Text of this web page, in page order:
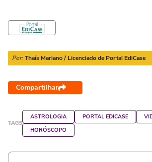
Por: Thaís Mariano / Licenciado de Portal EdiCase
Compartilhar
TAGS
ASTROLOGIA PORTAL EDICASE
HORÓSCOPO